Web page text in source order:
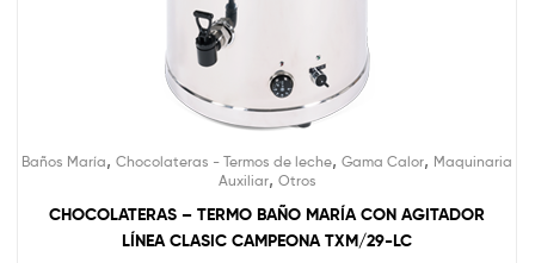
Baños María, Chocolateras - Termos de leche, Gama Calor, Maquinaria
Auxiliar, Otros
CHOCOLATERAS – TERMO BAÑO MARÍA CON AGITADOR
LÍNEA CLASIC CAMPEONA TXM/29-LC